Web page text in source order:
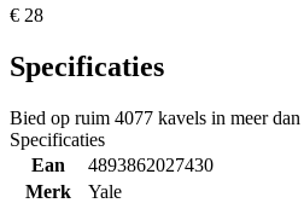
€ 28
Specificaties
Bied op ruim 4077 kavels in meer dan
Specificaties
Ean
4893862027430
Merk
Yale